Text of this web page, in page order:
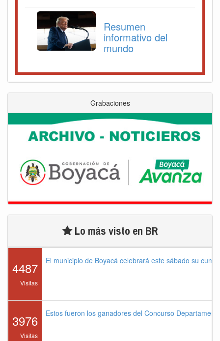
Resumen
informativo del
mundo
Grabaciones
Lo más visto en BR
4487
Visitas
El municipio de Boyacá celebrará este sábado su
3976
Visitas
Estos fueron los ganadores del Concurso